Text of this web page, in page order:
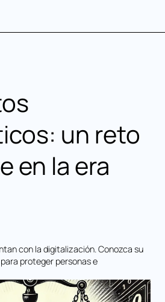
un reto
en la era
con la digitalización. Conozca su
proteger personas e